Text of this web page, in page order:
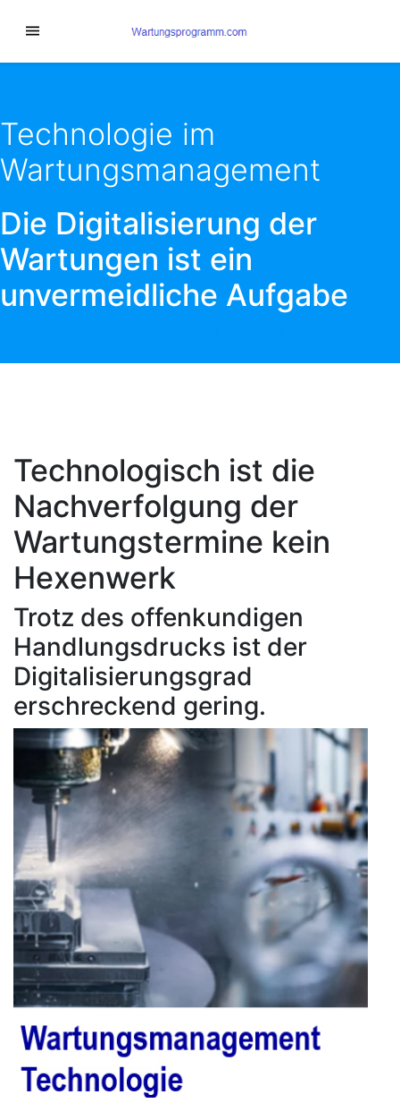
Technologie im
Wartungsmanagement
Die Digitalisierung der
Wartungen ist ein
unvermeidliche Aufgabe
Technologisch ist die
Nachverfolgung der
Wartungstermine kein
Hexenwerk
Trotz des offenkundigen
Handlungsdrucks ist der
Digitalisierungsgrad
erschreckend gering.